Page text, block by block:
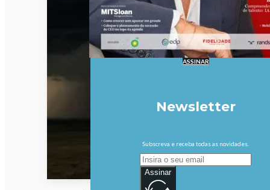
ASSINAR
Newsletter
Subscreva e receba todas as novidades.
Assinar